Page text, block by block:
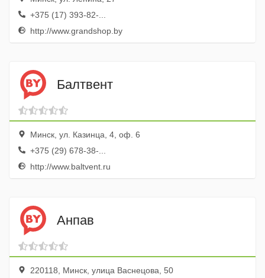
+375 (17) 393-82-...
http://www.grandshop.by
Балтвент
Минск, ул. Казинца, 4, оф. 6
+375 (29) 678-38-...
http://www.baltvent.ru
Анпав
220118, Минск, улица Васнецова, 50